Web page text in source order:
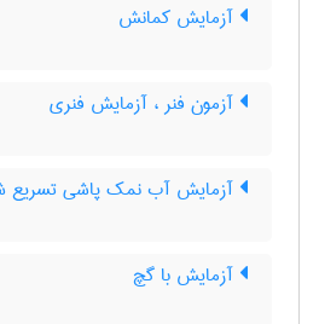
آزمایش کمانش
آزمون فنر ، آزمایش فنری
آزمایش آب نمک پاشی تسریع
آزمایش با گچ